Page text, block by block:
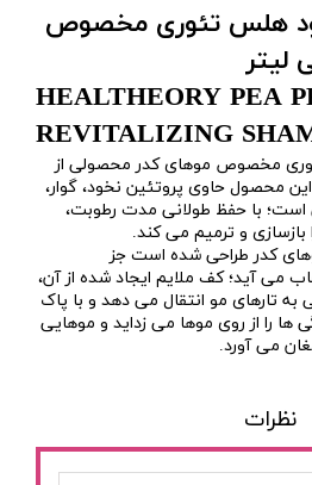
هلس تئوری مخصوص
HEALTHEORY PEA
REVITALIZING
مخصوص موهای کدر محصولی از
محصول حاوی پروتئین نخود، گوار،
است؛ با حفظ طولانی مدت رطوبت،
و ترمیم می کند.
کدر طراحی شده است جز
می آید؛ کف ملایم ایجاد شده از آن،
به تارهای مو انتقال می دهد و با پاک
را از روی موها می زداید و موهایی
می آورد.
نظرات